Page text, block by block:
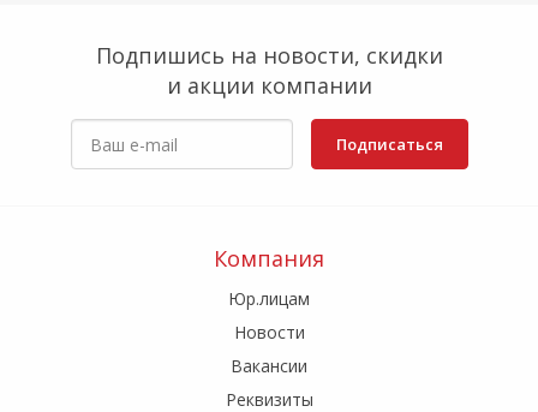
Подпишись на новости, скидки
и акции компании
Подписаться
Компания
Юр.лицам
Новости
Вакансии
Реквизиты